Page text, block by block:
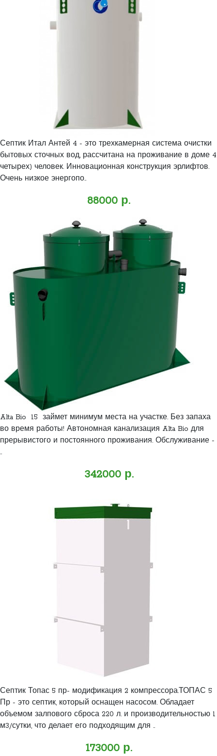
Септик Итал Антей 4 - это трехкамерная система очистки
бытовых сточных вод, рассчитана на проживание в доме 4
четырех) человек. Инновационная конструкция эрлифтов.
Очень низкое энергопо..
88000 р.
Alta Bio 15 займет минимум места на участке. Без запаха
во время работы! Автономная канализация Alta Bio для
прерывистого и постоянного проживания. Обслуживание -
..
342000 р.
Септик Топас 5 пр- модификация 2 компрессора.ТОПАС 5
Пр - это септик, который оснащен насосом. Обладает
объемом залпового сброса 220 л. и производительностью 1
м3/сутки, что делает его подходящим для ..
173000 р.